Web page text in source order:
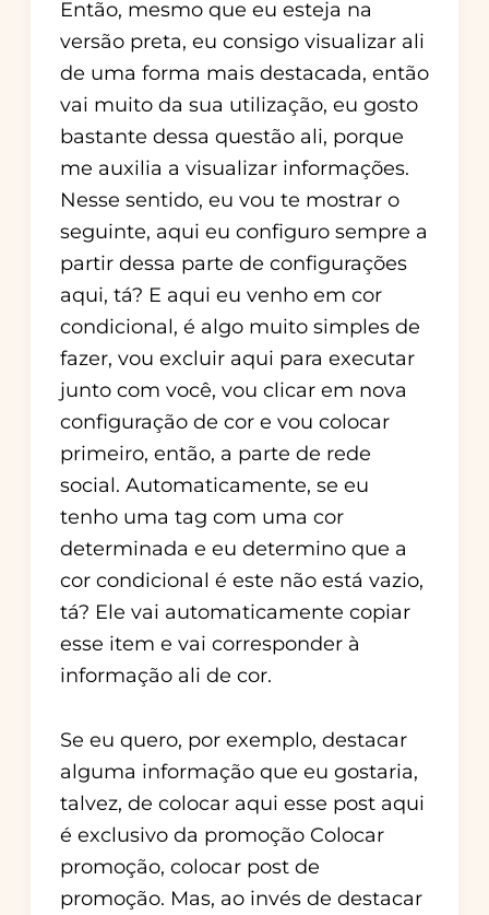
Então, mesmo que eu esteja na
versão preta, eu consigo visualizar ali
de uma forma mais destacada, então
vai muito da sua utilização, eu gosto
bastante dessa questão ali, porque
me auxilia a visualizar informações.
Nesse sentido, eu vou te mostrar o
seguinte, aqui eu configuro sempre a
partir dessa parte de configurações
aqui, tá? E aqui eu venho em cor
condicional, é algo muito simples de
fazer, vou excluir aqui para executar
junto com você, vou clicar em nova
configuração de cor e vou colocar
primeiro, então, a parte de rede
social. Automaticamente, se eu
tenho uma tag com uma cor
determinada e eu determino que a
cor condicional é este não está vazio,
tá? Ele vai automaticamente copiar
esse item e vai corresponder à
informação ali de cor.
Se eu quero, por exemplo, destacar
alguma informação que eu gostaria,
talvez, de colocar aqui esse post aqui
é exclusivo da promoção Colocar
promoção, colocar post de
promoção. Mas, ao invés de destacar